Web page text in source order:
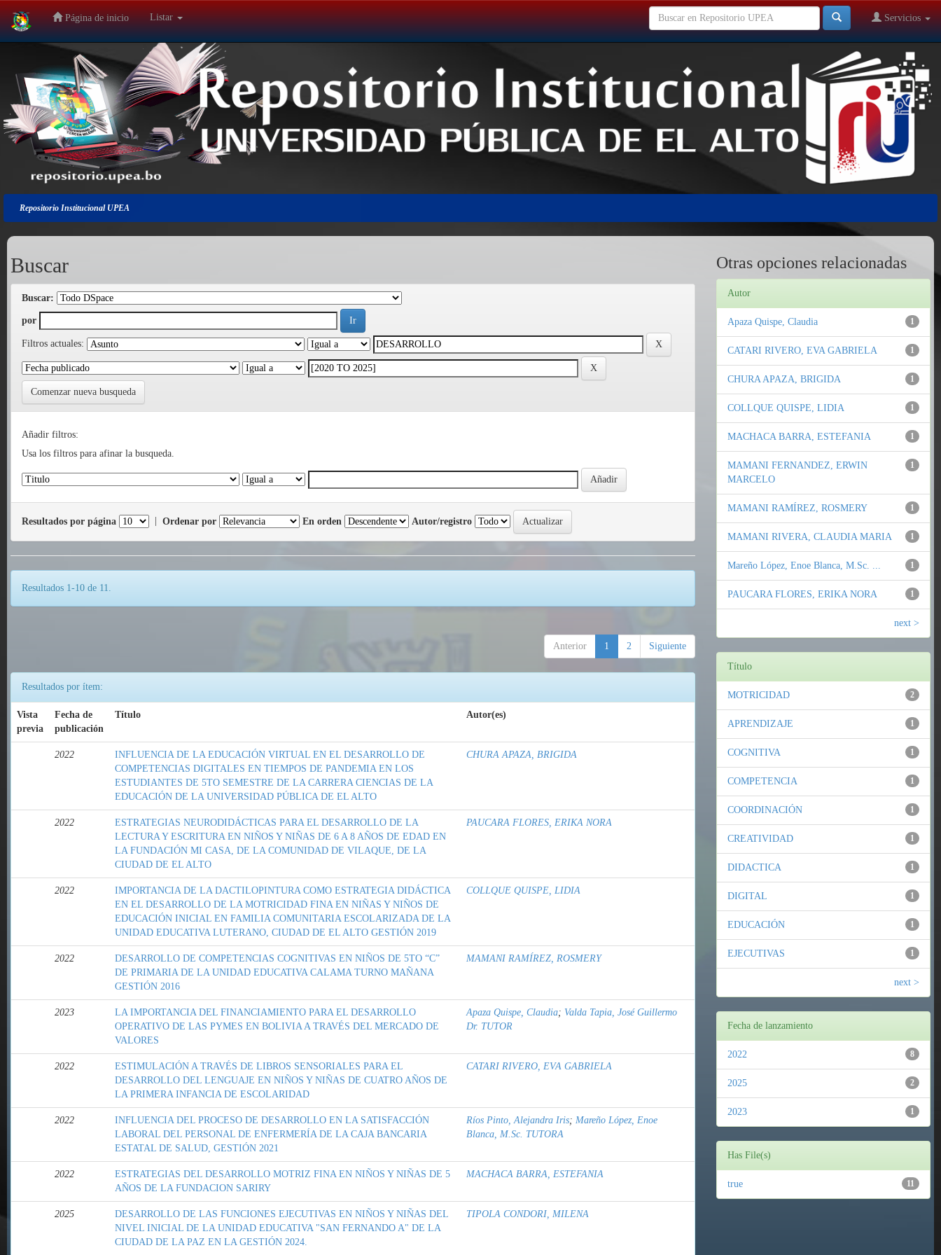
Salir
navegación
Página de inicio Listar Servicios
Repositorio Institucional UPEA
Buscar
Buscar:
por
Filtros actuales:
Comenzar nueva busqueda
Añadir filtros:
Usa los filtros para afinar la busqueda.
Resultados por página Ordenar por En orden Autor/registro
Resultados 1-10 de 11.
Anterior 1 2 Siguiente
Resultados por ítem:
Vista
previa
Fecha de
publicación
Título Autor(es)
2022
INFLUENCIA DE LA EDUCACIÓN VIRTUAL EN EL DESARROLLO DE
COMPETENCIAS DIGITALES EN TIEMPOS DE PANDEMIA EN LOS
ESTUDIANTES DE 5TO SEMESTRE DE LA CARRERA CIENCIAS DE LA
EDUCACIÓN DE LA UNIVERSIDAD PÚBLICA DE EL ALTO
CHURA APAZA, BRIGIDA
2022
ESTRATEGIAS NEURODIDÁCTICAS PARA EL DESARROLLO DE LA
LECTURA Y ESCRITURA EN NIÑOS Y NIÑAS DE 6 A 8 AÑOS DE EDAD EN
LA FUNDACIÓN MI CASA, DE LA COMUNIDAD DE VILAQUE, DE LA
CIUDAD DE EL ALTO
PAUCARA FLORES, ERIKA NORA
2022
IMPORTANCIA DE LA DACTILOPINTURA COMO ESTRATEGIA DIDÁCTICA
EN EL DESARROLLO DE LA MOTRICIDAD FINA EN NIÑAS Y NIÑOS DE
EDUCACIÓN INICIAL EN FAMILIA COMUNITARIA ESCOLARIZADA DE LA
UNIDAD EDUCATIVA LUTERANO, CIUDAD DE EL ALTO GESTIÓN 2019
COLLQUE QUISPE, LIDIA
2022
DESARROLLO DE COMPETENCIAS COGNITIVAS EN NIÑOS DE 5TO “C”
DE PRIMARIA DE LA UNIDAD EDUCATIVA CALAMA TURNO MAÑANA
GESTIÓN 2016
MAMANI RAMÍREZ, ROSMERY
2023
LA IMPORTANCIA DEL FINANCIAMIENTO PARA EL DESARROLLO
OPERATIVO DE LAS PYMES EN BOLIVIA A TRAVÉS DEL MERCADO DE
VALORES
Apaza Quispe, Claudia; Valda Tapia, José Guillermo
Dr. TUTOR
2022
ESTIMULACIÓN A TRAVÉS DE LIBROS SENSORIALES PARA EL
DESARROLLO DEL LENGUAJE EN NIÑOS Y NIÑAS DE CUATRO AÑOS DE
LA PRIMERA INFANCIA DE ESCOLARIDAD
CATARI RIVERO, EVA GABRIELA
2022
INFLUENCIA DEL PROCESO DE DESARROLLO EN LA SATISFACCIÓN
LABORAL DEL PERSONAL DE ENFERMERÍA DE LA CAJA BANCARIA
ESTATAL DE SALUD, GESTIÓN 2021
Ríos Pinto, Alejandra Iris; Mareño López, Enoe
Blanca, M.Sc. TUTORA
2022
ESTRATEGIAS DEL DESARROLLO MOTRIZ FINA EN NIÑOS Y NIÑAS DE 5
AÑOS DE LA FUNDACION SARIRY
MACHACA BARRA, ESTEFANIA
2025
DESARROLLO DE LAS FUNCIONES EJECUTIVAS EN NIÑOS Y NIÑAS DEL
NIVEL INICIAL DE LA UNIDAD EDUCATIVA "SAN FERNANDO A" DE LA
CIUDAD DE LA PAZ EN LA GESTIÓN 2024.
TIPOLA CONDORI, MILENA
Otras opciones relacionadas
Autor
1
Apaza Quispe, Claudia
1
CATARI RIVERO, EVA GABRIELA
1
CHURA APAZA, BRIGIDA
1
COLLQUE QUISPE, LIDIA
1
MACHACA BARRA, ESTEFANIA
1
MAMANI FERNANDEZ, ERWIN
MARCELO
1
MAMANI RAMÍREZ, ROSMERY
1
MAMANI RIVERA, CLAUDIA MARIA
1
Mareño López, Enoe Blanca, M.Sc. ...
1
PAUCARA FLORES, ERIKA NORA
next >
Título
2
MOTRICIDAD
1
APRENDIZAJE
1
COGNITIVA
1
COMPETENCIA
1
COORDINACIÓN
1
CREATIVIDAD
1
DIDACTICA
1
DIGITAL
1
EDUCACIÓN
1
EJECUTIVAS
next >
Fecha de lanzamiento
8
2022
2
2025
1
2023
Has File(s)
11
true